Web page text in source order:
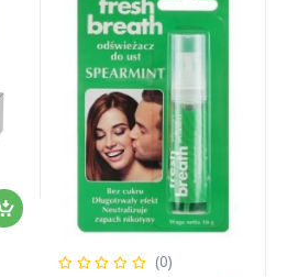
(0)